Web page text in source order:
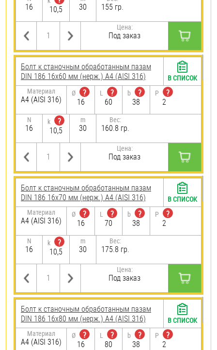
16
10,5
30 155 гр.
Цена:
Под заказ
Болт к станочным обработанным пазам
DIN 186 16х60 мм (нерж.) A4 (AISI 316)
Материал
A4 (AISI 316)
Ø
?
16
L
?
60
b
?
38
P
?
2
N
16
k
?
10,5
m
30
Вес:
160.8 гр.
Цена:
Под заказ
В СПИСОК
Болт к станочным обработанным пазам
DIN 186 16х70 мм (нерж.) A4 (AISI 316)
Материал
A4 (AISI 316)
Ø
?
16
L
?
70
b
?
38
P
?
2
N
16
k
?
10,5
m
30
Вес:
175.8 гр.
Цена:
Под заказ
В СПИСОК
Болт к станочным обработанным пазам
DIN 186 16х80 мм (нерж.) A4 (AISI 316)
Материал
A4 (AISI 316)
Ø
?
16
L
?
80
b
?
38
P
?
2
В СПИСОК